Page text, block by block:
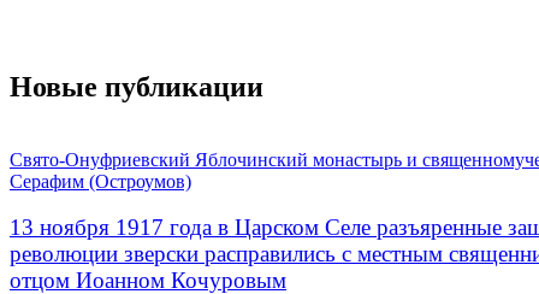
Новые публикации
Свято-Онуфриевский Яблочинский монастырь и
Серафим (Остроумов)
13 ноября 1917 года в Царском Селе разъяренные
революции зверски расправились с местным
отцом Иоанном Кочуровым